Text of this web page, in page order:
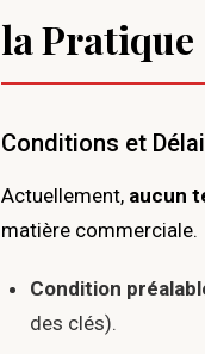
la Pratique
Conditions et
Actuellement, aucun
matière commerciale.
Condition
des clés).